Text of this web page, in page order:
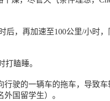
后，再加速至100公里/小时，
打瞌睡。
行驶的一辆车的拖车，导致车
国留学生）。